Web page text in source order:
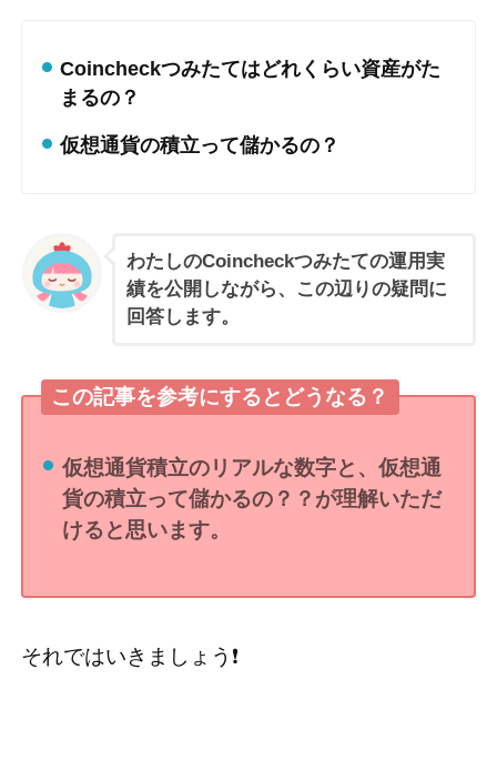
Coincheckつみたてはどれくらい資産がた
まるの？
仮想通貨の積立って儲かるの？
わたしのCoincheckつみたての運用実
績を公開しながら、この辺りの疑問に
回答します。
この記事を参考にするとどうなる？
仮想通貨積立のリアルな数字と、仮想通
貨の積立って儲かるの？？が理解いただ
けると思います。
それではいきましょう❗️